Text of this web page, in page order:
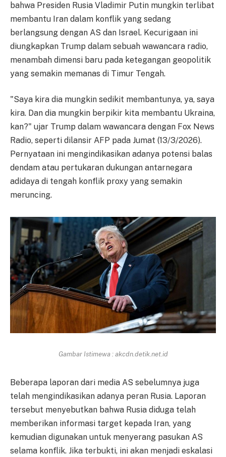
bahwa Presiden Rusia Vladimir Putin mungkin terlibat
membantu Iran dalam konflik yang sedang
berlangsung dengan AS dan Israel. Kecurigaan ini
diungkapkan Trump dalam sebuah wawancara radio,
menambah dimensi baru pada ketegangan geopolitik
yang semakin memanas di Timur Tengah.
"Saya kira dia mungkin sedikit membantunya, ya, saya
kira. Dan dia mungkin berpikir kita membantu Ukraina,
kan?" ujar Trump dalam wawancara dengan Fox News
Radio, seperti dilansir AFP pada Jumat (13/3/2026).
Pernyataan ini mengindikasikan adanya potensi balas
dendam atau pertukaran dukungan antarnegara
adidaya di tengah konflik proxy yang semakin
meruncing.
Gambar Istimewa : akcdn.detik.net.id
Beberapa laporan dari media AS sebelumnya juga
telah mengindikasikan adanya peran Rusia. Laporan
tersebut menyebutkan bahwa Rusia diduga telah
memberikan informasi target kepada Iran, yang
kemudian digunakan untuk menyerang pasukan AS
selama konflik. Jika terbukti, ini akan menjadi eskalasi